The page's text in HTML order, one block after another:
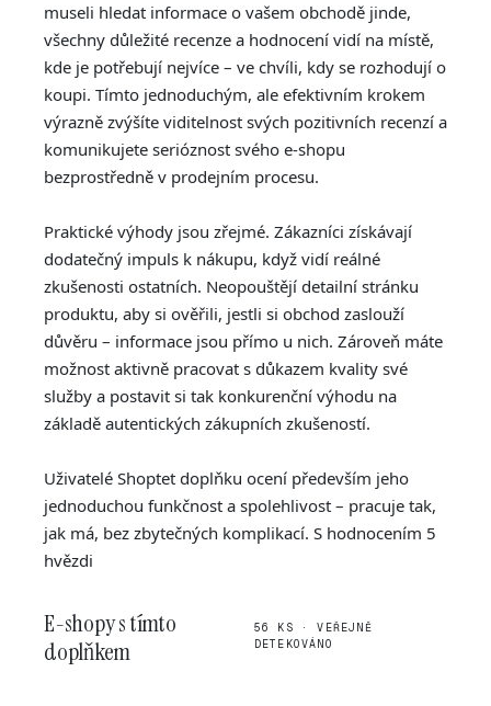
museli hledat informace o vašem obchodě jinde,
všechny důležité recenze a hodnocení vidí na místě,
kde je potřebují nejvíce – ve chvíli, kdy se rozhodují o
koupi. Tímto jednoduchým, ale efektivním krokem
výrazně zvýšíte viditelnost svých pozitivních recenzí a
komunikujete serióznost svého e-shopu
bezprostředně v prodejním procesu.
Praktické výhody jsou zřejmé. Zákazníci získávají
dodatečný impuls k nákupu, když vidí reálné
zkušenosti ostatních. Neopouštějí detailní stránku
produktu, aby si ověřili, jestli si obchod zaslouží
důvěru – informace jsou přímo u nich. Zároveň máte
možnost aktivně pracovat s důkazem kvality své
služby a postavit si tak konkurenční výhodu na
základě autentických zákupních zkušeností.
Uživatelé Shoptet doplňku ocení především jeho
jednoduchou funkčnost a spolehlivost – pracuje tak,
jak má, bez zbytečných komplikací. S hodnocením 5
hvězdi
E-shopy s tímto
doplňkem
56 KS · VEŘEJNĚ
DETEKOVÁNO